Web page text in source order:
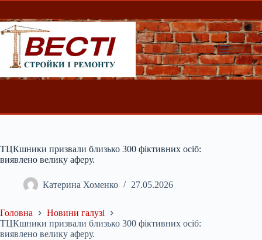
Перейти
вмісту
ТЦКшники призвали близько 300 фіктивних осіб:
виявлено велику аферу.
Катерина Хоменко 27.05.2026
Головна
Новини галузі
ТЦКшники призвали близько 300 фіктивних осіб:
виявлено велику аферу.